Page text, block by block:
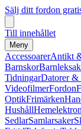
Sälj ditt fordon
Till innehållet
Meny
AccessoarerAntikt
Barnskor
TidningarDatorer &
VideofilmerFordon
OptikFrimärken
Hushåll
SedlarSamlarsaker